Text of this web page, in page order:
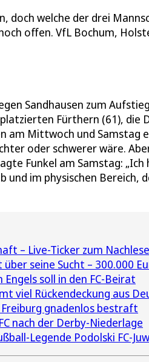
doch welche der drei
offen. VfL Bochum,
Sandhausen zum
Fürthern (61), die
am Mittwoch und Samstag
oder schwerer wäre.
Funkel am Samstag:
im physischen Bereich,
– Live-Ticker zum
seine Sucht – 300.000
soll in den FC-Beirat
viel Rückendeckung aus
Freiburg gnadenlos bestraft
nach der Derby-Niederlage
Legende Podolski FC-